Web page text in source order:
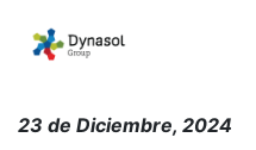
23 de Diciembre, 2024